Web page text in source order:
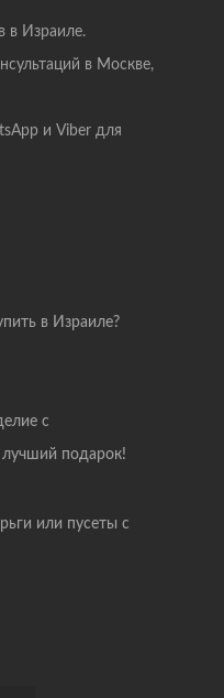
в Израиле.
в Москве,
и Viber для
в Израиле?
с
подарок!
или пусеты с